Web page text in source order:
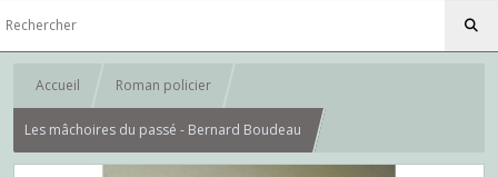
Accueil Roman policier
Les mâchoires du passé - Bernard Boudeau